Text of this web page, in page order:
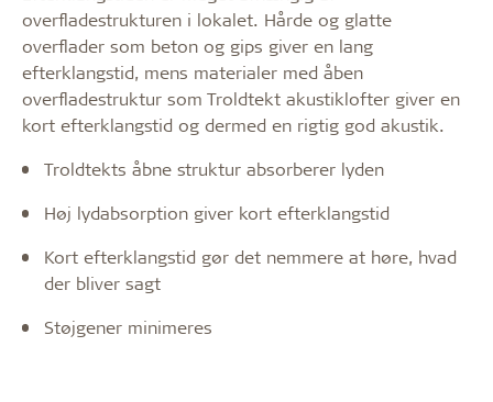
overfladestrukturen i lokalet. Hårde og glatte
overflader som beton og gips giver en lang
efterklangstid, mens materialer med åben
overfladestruktur som Troldtekt akustiklofter giver en
kort efterklangstid og dermed en rigtig god akustik.
Troldtekts åbne struktur absorberer lyden
Høj lydabsorption giver kort efterklangstid
Kort efterklangstid gør det nemmere at høre, hvad
der bliver sagt
Støjgener minimeres